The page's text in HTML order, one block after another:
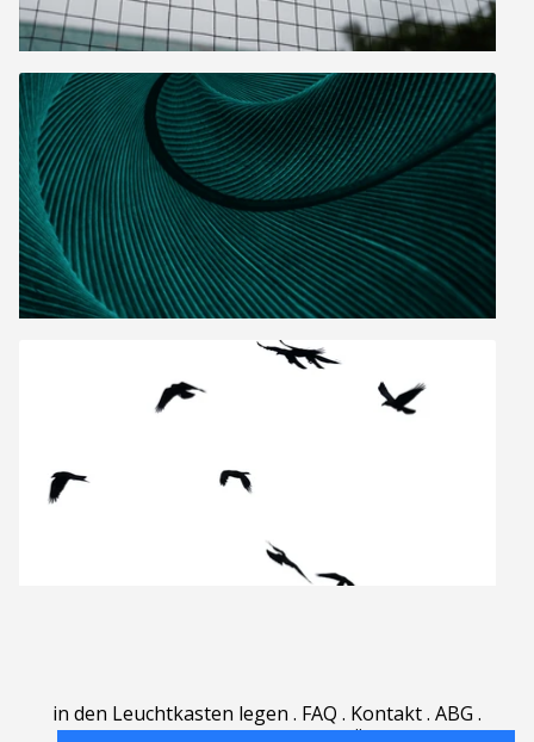
in den Leuchtkasten legen . FAQ . Kontakt. ABG .